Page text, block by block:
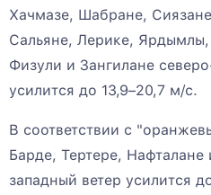
Хачмазе, Шабране,
Сальяне, Лерике,
Физули и Зангилане
усилится до 13,9–20,7 м/с.
В соответствии с
Барде, Тертере,
западный ветер усилится